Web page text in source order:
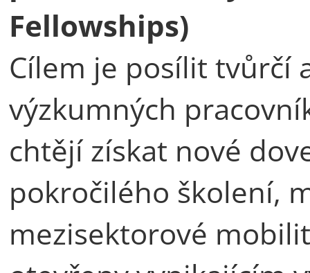
Fellowships)
Cílem je posílit tvůrčí
výzkumných
chtějí získat nové
pokročilého školení,
mezisektorové